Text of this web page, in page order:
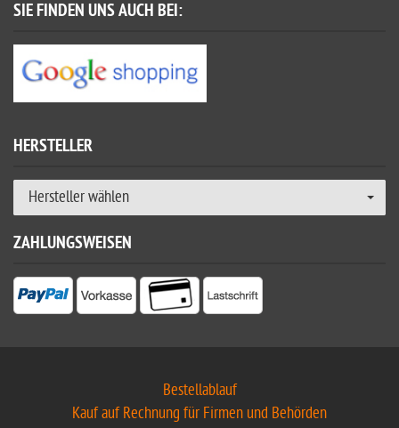
SIE FINDEN UNS AUCH BEI:
HERSTELLER
Hersteller wählen
ZAHLUNGSWEISEN
Bestellablauf
Kauf auf Rechnung für Firmen und Behörden